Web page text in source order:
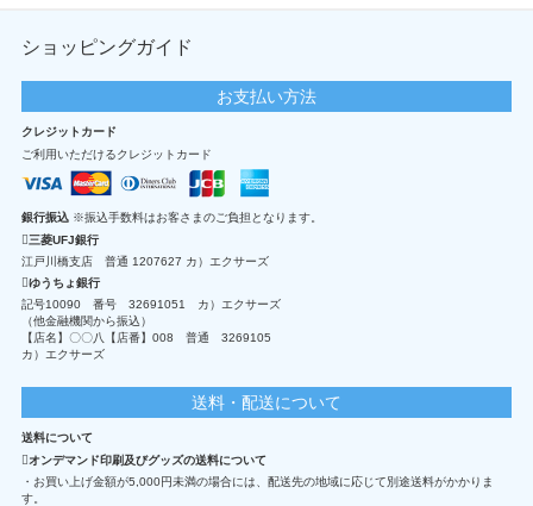
ショッピングガイド
お支払い方法
クレジットカード
ご利用いただけるクレジットカード
銀行振込 ※振込手数料はお客さまのご負担となります。
三菱UFJ銀行
江戸川橋支店 普通 1207627 カ）エクサーズ
ゆうちょ銀行
記号10090 番号 32691051 カ）エクサーズ
（他金融機関から振込）
【店名】〇〇八【店番】008 普通 3269105
カ）エクサーズ
送料・配送について
送料について
オンデマンド印刷及びグッズの送料について
・お買い上げ金額が5,000円未満の場合には、配送先の地域に応じて別途送料がかかりま
す。